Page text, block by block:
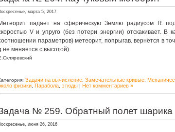
марта 5, 2017
падает на сферическую Землю радиусом R
V и упруго (без потери энергии) отскакивает. В
параметров) метеорит, попрыгав. вернётся в
не меняется с высотой).
Задачи на вычисление Замечательные кривые
физики Парабола этюды | Нет комментариев »
№ 259. Обратный полет шарика
июня 26, 2016